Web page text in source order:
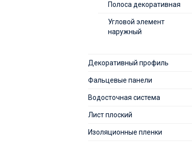
Полоса декоративная
Угловой элемент
наружный
Декоративный профиль
Фальцевые панели
Водосточная система
Лист плоский
Изоляционные пленки